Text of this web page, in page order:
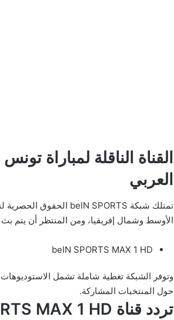
القناة الناقلة لمباراة
العربي
الأوسط وشمال إفريقيا، ومن المنتظر أن يتم
beIN SPORTS MAX 1 HD
وتوفر الشبكة تغطية شاملة تشمل الاستوديوهات
حول المنتخبات المشاركة.
تردد قناة beIN SPORTS MAX 1 HD